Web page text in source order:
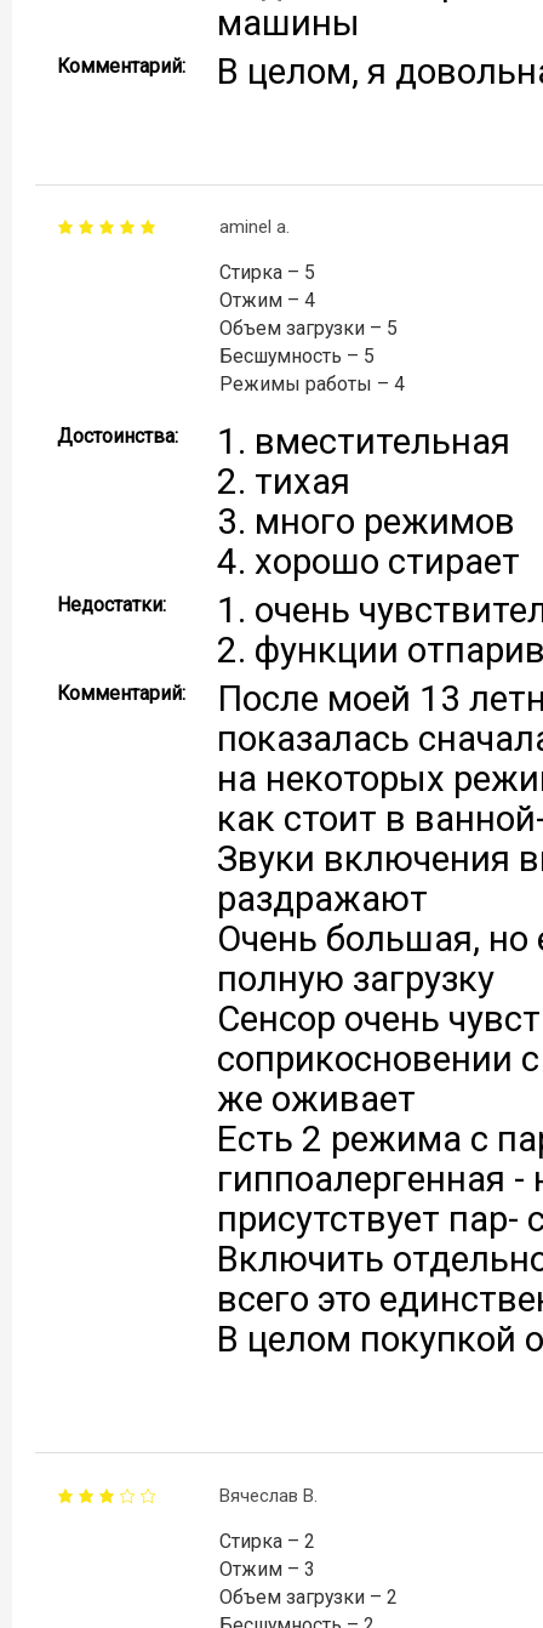
машины
Комментарий: В целом, я
aminel a.
Стирка – 5
Отжим – 4
Объем загрузки – 5
Бесшумность – 5
Режимы работы – 4
Достоинства:
1. вместительная
2. тихая
3. много режимов
4. хорошо стирает
Недостатки:
1. очень
2. функции
Комментарий:
После моей 13
показалась
на некоторых
как стоит в
Звуки включения
раздражают
Очень большая, но
полную загрузку
Сенсор очень
соприкосновении
же оживает
Есть 2 режима с
гиппоалергенная
присутствует пар-
Включить
всего это
В целом покупкой
Вячеслав В.
Стирка – 2
Отжим – 3
Объем загрузки – 2